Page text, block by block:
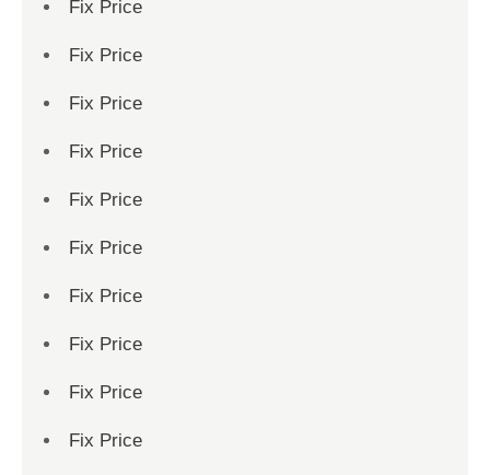
Fix Price
Fix Price
Fix Price
Fix Price
Fix Price
Fix Price
Fix Price
Fix Price
Fix Price
Fix Price